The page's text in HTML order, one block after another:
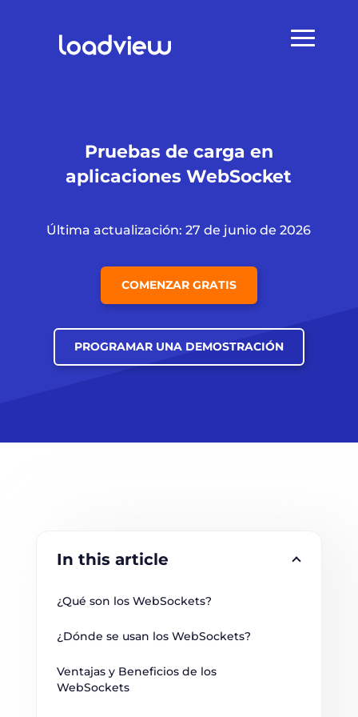
Pruebas de carga en
aplicaciones WebSocket
Última actualización: 27 de junio de 2026
COMENZAR GRATIS
PROGRAMAR UNA DEMOSTRACIÓN
In this article
¿Qué son los WebSockets?
¿Dónde se usan los WebSockets?
Ventajas y Beneficios de los
WebSockets